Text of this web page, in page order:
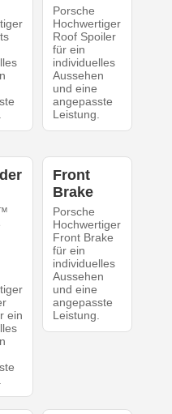
Porsche
Hochwertiger
Roof Spoiler
für ein
individuelles
Aussehen
und eine
angepasste
Leistung.
ein
Front
Brake
Porsche
Hochwertiger
Front Brake
für ein
individuelles
Aussehen
und eine
angepasste
Leistung.